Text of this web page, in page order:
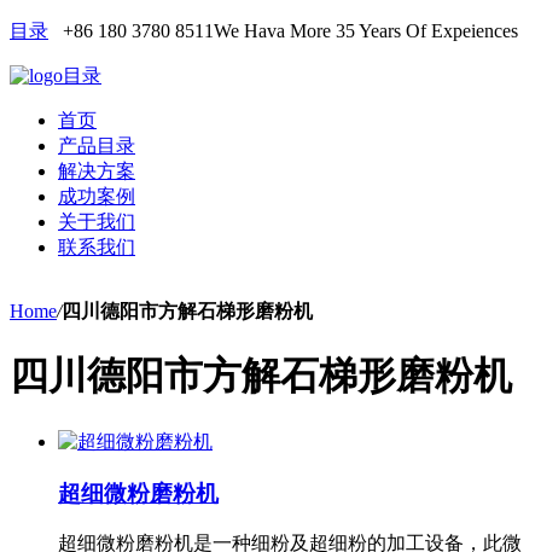
目录 +86 180 3780 8511We Hava More 35 Years Of Expeiences
目录
首页
产品目录
解决方案
成功案例
关于我们
联系我们
Home/四川德阳市方解石梯形磨粉机
四川德阳市方解石梯形磨粉机
超细微粉磨粉机
超细微粉磨粉机是一种细粉及超细粉的加工设备，此微